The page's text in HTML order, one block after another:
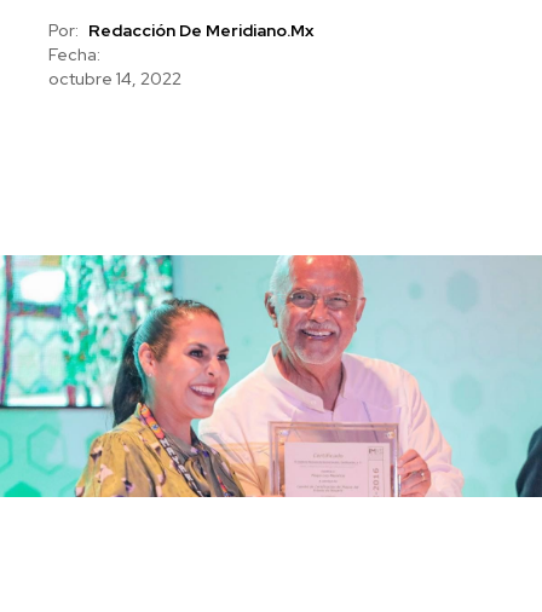
Por: Redacción De Meridiano.mx
Fecha:
octubre 14, 2022